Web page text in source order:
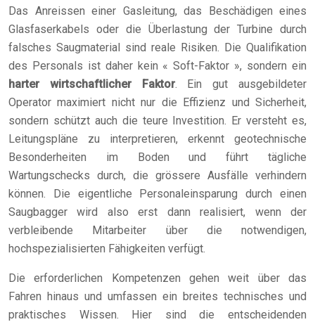
Das Anreissen einer Gasleitung, das Beschädigen eines
Glasfaserkabels oder die Überlastung der Turbine durch
falsches Saugmaterial sind reale Risiken. Die Qualifikation
des Personals ist daher kein « Soft-Faktor », sondern ein
harter wirtschaftlicher Faktor. Ein gut ausgebildeter
Operator maximiert nicht nur die Effizienz und Sicherheit,
sondern schützt auch die teure Investition. Er versteht es,
Leitungspläne zu interpretieren, erkennt geotechnische
Besonderheiten im Boden und führt tägliche
Wartungschecks durch, die grössere Ausfälle verhindern
können. Die eigentliche Personaleinsparung durch einen
Saugbagger wird also erst dann realisiert, wenn der
verbleibende Mitarbeiter über die notwendigen,
hochspezialisierten Fähigkeiten verfügt.
Die erforderlichen Kompetenzen gehen weit über das
Fahren hinaus und umfassen ein breites technisches und
praktisches Wissen. Hier sind die entscheidenden